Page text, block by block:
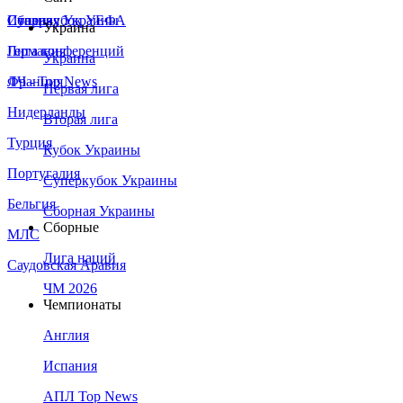
Сборная Украины
Италия
Германия
Франция
Нидерланды
Турция
Португалия
Бельгия
МЛС
Саудовская Аравия
Суперкубок УЕФА
Лига конференций
ЛЧ - Top News
Украина
Украина
Первая лига
Вторая лига
Кубок Украины
Суперкубок Украины
Сборная Украины
Сборные
Лига наций
ЧМ 2026
Чемпионаты
Англия
Испания
АПЛ Top News